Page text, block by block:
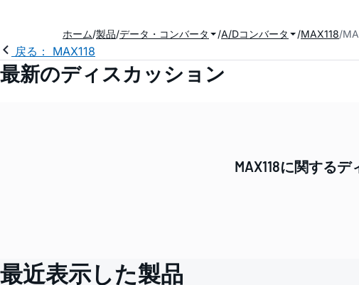
ホーム 製品 データ・コンバータ A/Dコンバータ MAX118
戻る： MAX118
最新のディスカッション
MAX118に関する
最近表示した製品